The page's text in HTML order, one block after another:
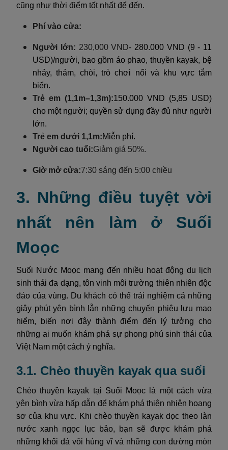
cũng như thời điểm tốt nhất để đến.
Phí vào cửa:
Người lớn: 230,000 VND- 280.000 VND (9 - 11
USD)/người, bao gồm áo phao, thuyền kayak, bệ
nhảy, thảm, chòi, trò chơi nổi và khu vực tắm
biển.
Trẻ em (1,1m–1,3m):150.000 VND (5,85 USD)
cho một người; quyền sử dụng đầy đủ như người
lớn.
Trẻ em dưới 1,1m:Miễn phí.
Người cao tuổi:Giảm giá 50%.
Giờ mở cửa:7:30 sáng đến 5:00 chiều
3. Những điều tuyệt vời
nhất nên làm ở Suối
Moọc
Suối Nước Moọc mang đến nhiều hoạt động du lịch
sinh thái đa dạng, tôn vinh môi trường thiên nhiên độc
đáo của vùng. Du khách có thể trải nghiệm cả những
giây phút yên bình lẫn những chuyến phiêu lưu mạo
hiểm, biến nơi đây thành điểm đến lý tưởng cho
những ai muốn khám phá sự phong phú sinh thái của
Việt Nam một cách ý nghĩa.
3.1. Chèo thuyền kayak qua suối
Chèo thuyền kayak tại Suối Moọc là một cách vừa
yên bình vừa hấp dẫn để khám phá thiên nhiên hoang
sơ của khu vực. Khi chèo thuyền kayak dọc theo làn
nước xanh ngọc lục bảo, bạn sẽ được khám phá
những khối đá vôi hùng vĩ và những con đường mòn